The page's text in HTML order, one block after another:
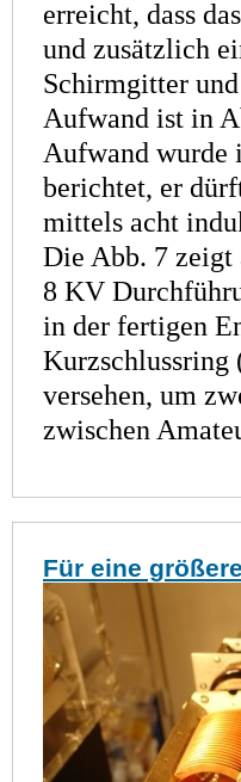
erreicht, dass
und zusätzlich
Schirmgitter
Aufwand ist in
Aufwand wurde
berichtet, er
mittels acht
Die Abb. 7 zeigt
8 KV
in der fertigen
versehen, um
zwischen
Für eine